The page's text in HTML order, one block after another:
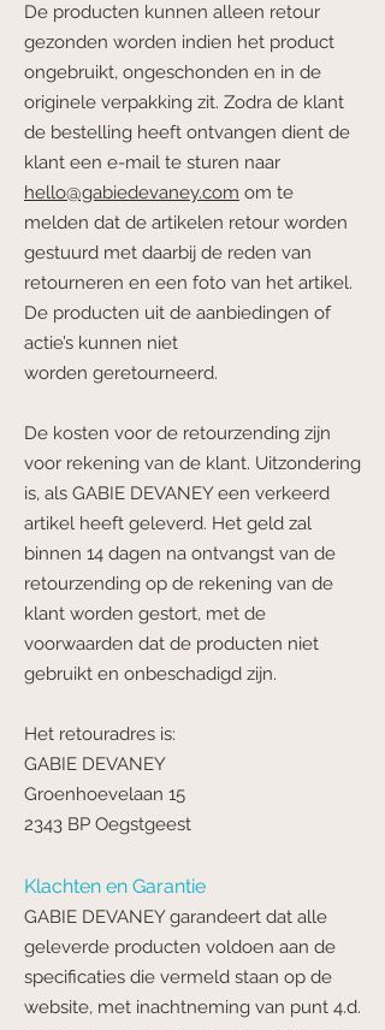
De producten kunnen alleen retour
gezonden worden indien het product
ongebruikt, ongeschonden en in de
originele verpakking zit. Zodra de klant
de bestelling heeft ontvangen dient de
klant een e-mail te sturen naar
hello@gabiedevaney.com om te
melden dat de artikelen retour worden
gestuurd met daarbij de reden van
retourneren en een foto van het artikel.
De producten uit de aanbiedingen of
actie’s kunnen niet
worden geretourneerd.
De kosten voor de retourzending zijn
voor rekening van de klant. Uitzondering
is, als GABIE DEVANEY een verkeerd
artikel heeft geleverd. Het geld zal
binnen 14 dagen na ontvangst van de
retourzending op de rekening van de
klant worden gestort, met de
voorwaarden dat de producten niet
gebruikt en onbeschadigd zijn.
Het retouradres is:
GABIE DEVANEY
Groenhoevelaan 15
2343 BP Oegstgeest
Klachten en Garantie
GABIE DEVANEY garandeert dat alle
geleverde producten voldoen aan de
specificaties die vermeld staan op de
website, met inachtneming van punt 4.d.